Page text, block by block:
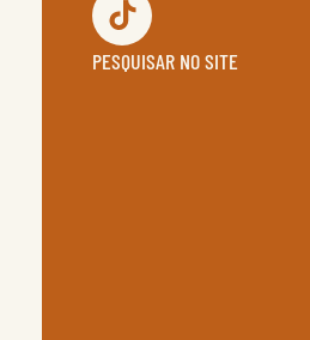
PESQUISAR NO SITE